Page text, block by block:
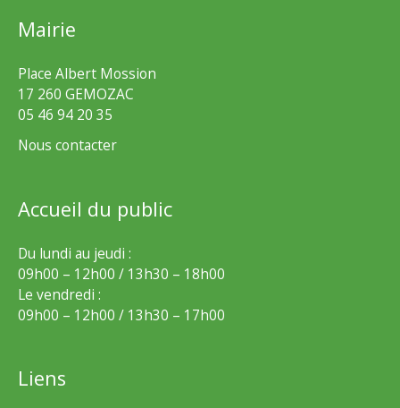
Mairie
Place Albert Mossion
17 260 GEMOZAC
05 46 94 20 35
Nous contacter
Accueil du public
Du lundi au jeudi :
09h00 – 12h00 / 13h30 – 18h00
Le vendredi :
09h00 – 12h00 / 13h30 – 17h00
Liens